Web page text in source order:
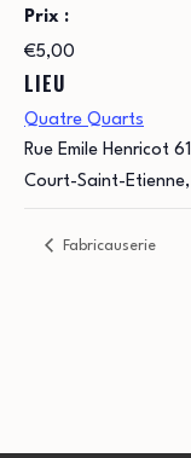
Prix :
€5,00
LIEU
Quatre Quarts
Rue Emile Henricot 61
Court-Saint-Etienne,
Fabricauserie